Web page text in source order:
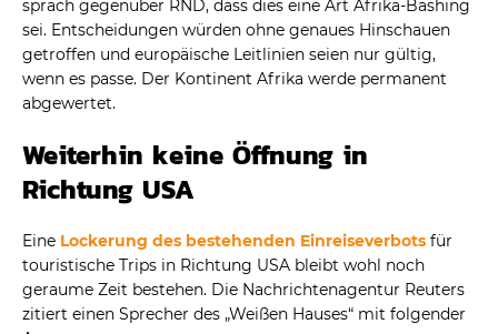
sprach gegenüber RND, dass dies eine Art Afrika-Bashing
sei. Entscheidungen würden ohne genaues Hinschauen
getroffen und europäische Leitlinien seien nur gültig,
wenn es passe. Der Kontinent Afrika werde permanent
abgewertet.
Weiterhin keine Öffnung in
Richtung USA
Eine Lockerung des bestehenden Einreiseverbots für
touristische Trips in Richtung USA bleibt wohl noch
geraume Zeit bestehen. Die Nachrichtenagentur Reuters
zitiert einen Sprecher des „Weißen Hauses“ mit folgender